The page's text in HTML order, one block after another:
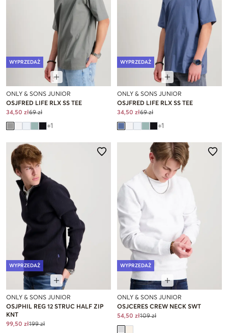
WYPRZEDAŻ
ONLY & SONS JUNIOR
OSJFRED LIFE RLX SS TEE
34,50 zł69 zł
+1
WYPRZEDAŻ
ONLY & SONS JUNIOR
OSJFRED LIFE RLX SS TEE
34,50 zł69 zł
+1
WYPRZEDAŻ
ONLY & SONS JUNIOR
OSJPHIL REG 12 STRUC HALF ZIP
KNT
99,50 zł199 zł
WYPRZEDAŻ
ONLY & SONS JUNIOR
OSJCERES CREW NECK SWT
54,50 zł109 zł